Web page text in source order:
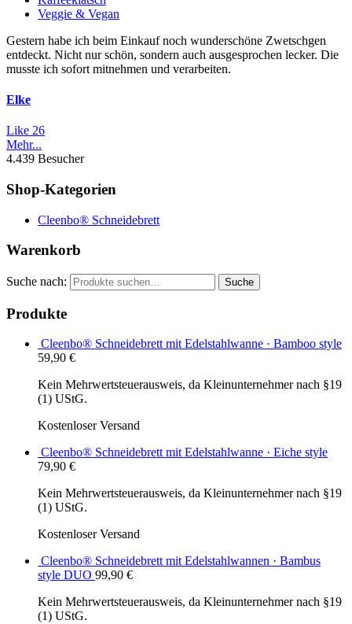
Veggie & Vegan
Gestern habe ich beim Einkauf noch wunderschöne Zwetschgen
entdeckt. Nicht nur schön, sondern auch ausgesprochen lecker. Die
musste ich sofort mitnehmen und verarbeiten.
Elke
Like 26
Mehr...
4.439 Besucher
Shop-Kategorien
Cleenbo® Schneidebrett
Warenkorb
Suche nach: Suche
Produkte
Cleenbo® Schneidebrett mit Edelstahlwanne · Bamboo style
59,90 €
Kein Mehrwertsteuerausweis, da Kleinunternehmer nach §19
(1) UStG.
Kostenloser Versand
Cleenbo® Schneidebrett mit Edelstahlwanne · Eiche style
79,90 €
Kein Mehrwertsteuerausweis, da Kleinunternehmer nach §19
(1) UStG.
Kostenloser Versand
Cleenbo® Schneidebrett mit Edelstahlwannen · Bambus
style DUO 99,90 €
Kein Mehrwertsteuerausweis, da Kleinunternehmer nach §19
(1) UStG.